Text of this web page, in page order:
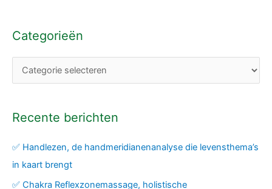
Categorieën
Recente berichten
✅ Handlezen, de handmeridianenanalyse die levensthema’s
in kaart brengt
✅ Chakra Reflexzonemassage, holistische